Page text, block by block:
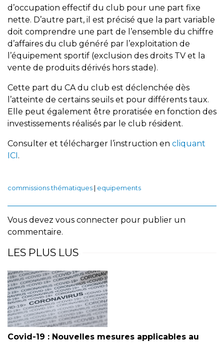
d’occupation effectif du club pour une part fixe
nette. D’autre part, il est précisé que la part variable
doit comprendre une part de l’ensemble du chiffre
d’affaires du club généré par l’exploitation de
l’équipement sportif (exclusion des droits TV et la
vente de produits dérivés hors stade).
Cette part du CA du club est déclenchée dès
l’atteinte de certains seuils et pour différents taux.
Elle peut également être proratisée en fonction des
investissements réalisés par le club résident.
Consulter et télécharger l’instruction en cliquant
ICI.
commissions thématiques equipements
Vous devez vous connecter pour publier un
commentaire.
LES PLUS LUS
Covid-19 : Nouvelles mesures applicables au